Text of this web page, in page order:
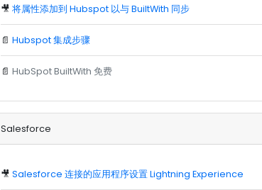
🎥将属性添加到 Hubspot 以与 BuiltWith 同步
📄Hubspot 集成步骤
📄HubSpot BuiltWith 免费
Salesforce
🎥Salesforce 连接的应用程序设置 Lightning Experience